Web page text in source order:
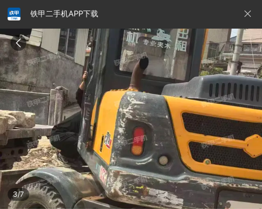
铁甲二手机APP下载
3/7
请输入手机号
提
即
表
示
您
同
意
《隐
私
政
策》
铁甲龙总部 4000099032 认证经纪人